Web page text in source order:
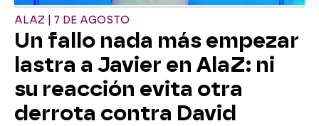
ALAZ | 7 DE AGOSTO
Un fallo nada más empezar
lastra a Javier en AlaZ: ni
su reacción evita otra
derrota contra David